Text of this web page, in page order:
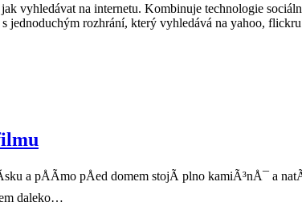
jak vyhledávat na internetu. Kombinuje technologie
jednoduchým rozhrání, který vyhledává na yahoo,
a pÅÃ­mo pÅed domem stojÃ­ plno kamiÃ³nÅ¯ a
daleko…